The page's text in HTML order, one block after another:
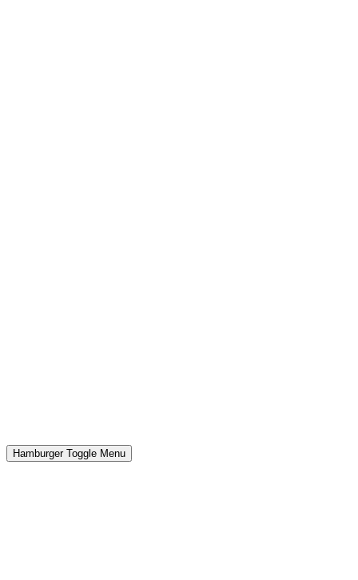
Hamburger Toggle Menu